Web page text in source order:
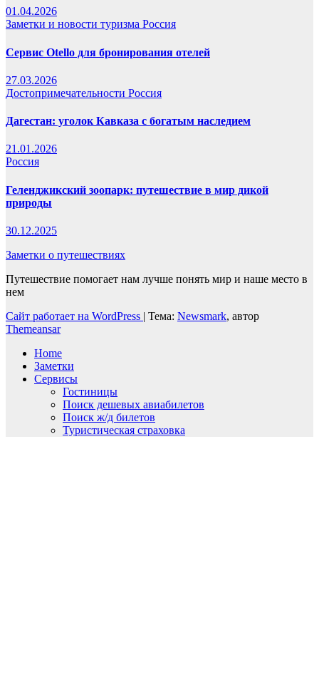
01.04.2026
Заметки и новости туризма Россия
Сервис Otello для бронирования отелей
27.03.2026
Достопримечательности Россия
Дагестан: уголок Кавказа с богатым наследием
21.01.2026
Россия
Геленджикский зоопарк: путешествие в мир дикой
природы
30.12.2025
Заметки о путешествиях
Путешествие помогает нам лучше понять мир и наше место в
нем
Сайт работает на WordPress | Тема: Newsmark, автор
Themeansar
Home
Заметки
Сервисы
Гостиницы
Поиск дешевых авиабилетов
Поиск ж/д билетов
Туристическая страховка